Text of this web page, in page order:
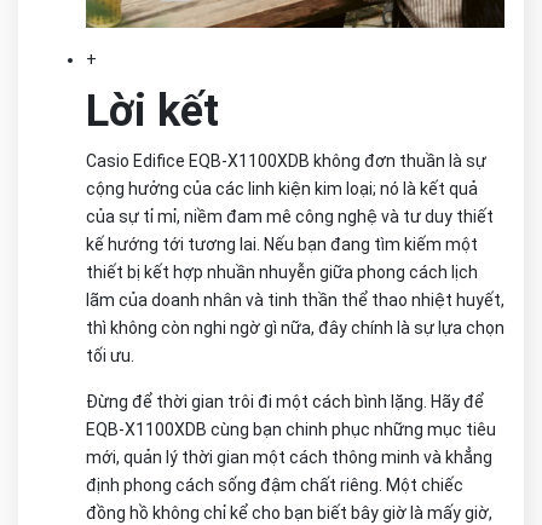
+
Lời kết
Casio Edifice EQB-X1100XDB không đơn thuần là sự
cộng hưởng của các linh kiện kim loại; nó là kết quả
của sự tỉ mỉ, niềm đam mê công nghệ và tư duy thiết
kế hướng tới tương lai. Nếu bạn đang tìm kiếm một
thiết bị kết hợp nhuần nhuyễn giữa phong cách lịch
lãm của doanh nhân và tinh thần thể thao nhiệt huyết,
thì không còn nghi ngờ gì nữa, đây chính là sự lựa chọn
tối ưu.
Đừng để thời gian trôi đi một cách bình lặng. Hãy để
EQB-X1100XDB cùng bạn chinh phục những mục tiêu
mới, quản lý thời gian một cách thông minh và khẳng
định phong cách sống đậm chất riêng. Một chiếc
đồng hồ không chỉ kể cho bạn biết bây giờ là mấy giờ,